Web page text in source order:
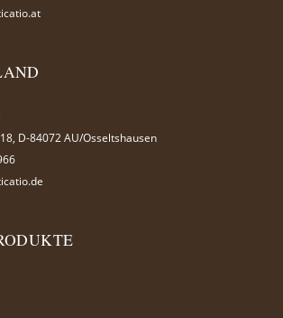
D-84072 AU/Osseltshausen